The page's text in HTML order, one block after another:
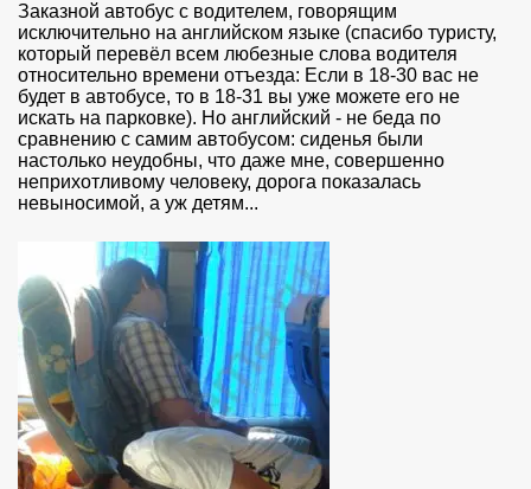
Заказной автобус с водителем, говорящим
исключительно на английском языке (спасибо туристу,
который перевёл всем любезные слова водителя
относительно времени отъезда: Если в 18-30 вас не
будет в автобусе, то в 18-31 вы уже можете его не
искать на парковке). Но английский - не беда по
сравнению с самим автобусом: сиденья были
настолько неудобны, что даже мне, совершенно
неприхотливому человеку, дорога показалась
невыносимой, а уж детям...